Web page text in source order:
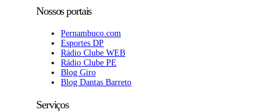
Nossos portais
Pernambuco.com
Esportes DP
Rádio Clube WEB
Rádio Clube PE
Blog Giro
Blog Dantas Barreto
Serviços